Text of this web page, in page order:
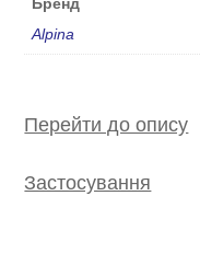
Alpina
Перейти до опису
Застосування